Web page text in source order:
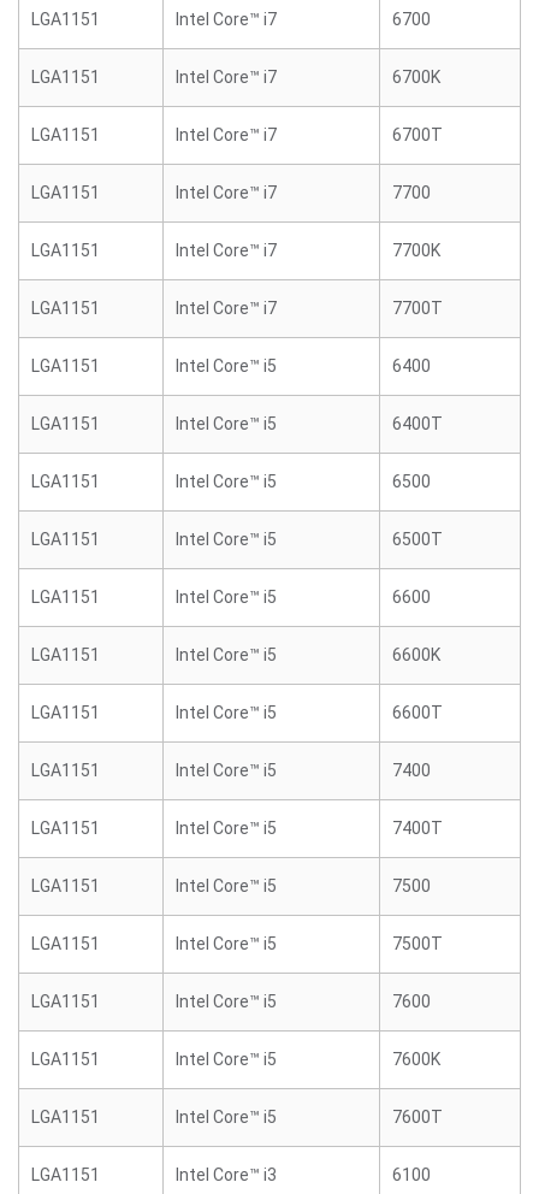
LGA1151 Intel Core™ i7 6700
LGA1151 Intel Core™ i7 6700K
LGA1151 Intel Core™ i7 6700T
LGA1151 Intel Core™ i7 7700
LGA1151 Intel Core™ i7 7700K
LGA1151 Intel Core™ i7 7700T
LGA1151 Intel Core™ i5 6400
LGA1151 Intel Core™ i5 6400T
LGA1151 Intel Core™ i5 6500
LGA1151 Intel Core™ i5 6500T
LGA1151 Intel Core™ i5 6600
LGA1151 Intel Core™ i5 6600K
LGA1151 Intel Core™ i5 6600T
LGA1151 Intel Core™ i5 7400
LGA1151 Intel Core™ i5 7400T
LGA1151 Intel Core™ i5 7500
LGA1151 Intel Core™ i5 7500T
LGA1151 Intel Core™ i5 7600
LGA1151 Intel Core™ i5 7600K
LGA1151 Intel Core™ i5 7600T
LGA1151 Intel Core™ i3 6100